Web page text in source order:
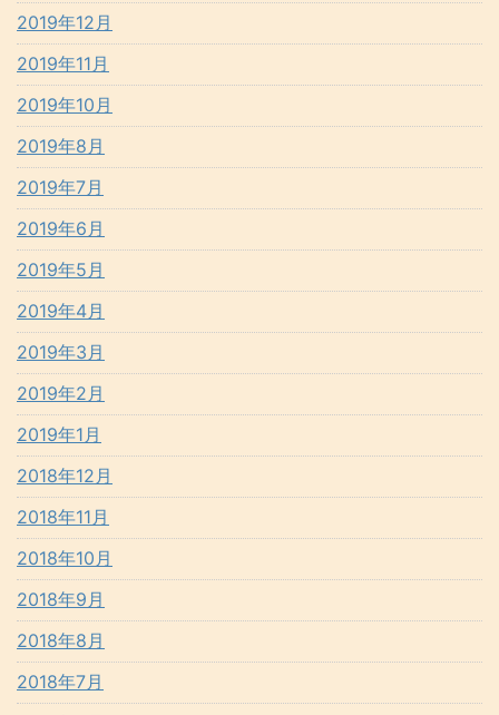
2019年12月
2019年11月
2019年10月
2019年8月
2019年7月
2019年6月
2019年5月
2019年4月
2019年3月
2019年2月
2019年1月
2018年12月
2018年11月
2018年10月
2018年9月
2018年8月
2018年7月